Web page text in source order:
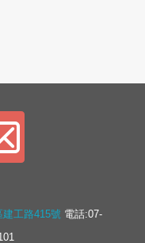
工路415號電話:07-